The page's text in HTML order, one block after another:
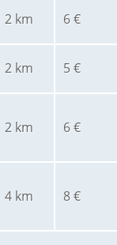
2 km 6 €
2 km 5 €
2 km 6 €
4 km 8 €